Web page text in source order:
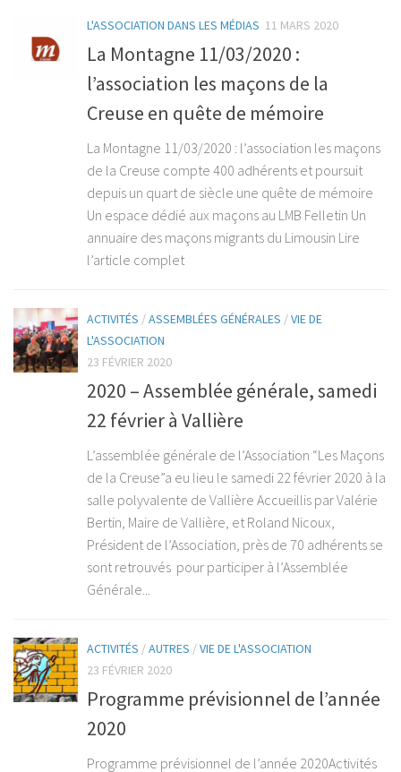
L'ASSOCIATION DANS LES MÉDIAS 11 MARS 2020
La Montagne 11/03/2020 :
l’association les maçons de la
Creuse en quête de mémoire
La Montagne 11/03/2020 : l’association les maçons
de la Creuse compte 400 adhérents et poursuit
depuis un quart de siècle une quête de mémoire
Un espace dédié aux maçons au LMB Felletin Un
annuaire des maçons migrants du Limousin Lire
l’article complet
ACTIVITÉS /ASSEMBLÉES GÉNÉRALES /VIE DE
L'ASSOCIATION
23 FÉVRIER 2020
2020 – Assemblée générale, samedi
22 février à Vallière
L’assemblée générale de l’Association “Les Maçons
de la Creuse”a eu lieu le samedi 22 février 2020 à la
salle polyvalente de Vallière Accueillis par Valérie
Bertin, Maire de Vallière, et Roland Nicoux,
Président de l’Association, près de 70 adhérents se
sont retrouvés pour participer à l’Assemblée
Générale...
ACTIVITÉS /AUTRES /VIE DE L'ASSOCIATION
23 FÉVRIER 2020
Programme prévisionnel de l’année
2020
Programme prévisionnel de l’année 2020Activités